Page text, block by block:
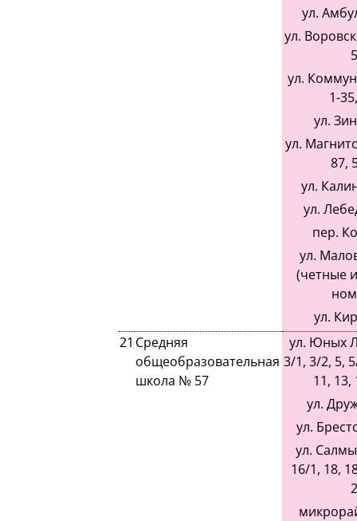
ул.
ул.
ул.
1-
ул.
ул.
87,
ул.
ул.
пер.
ул.
(четные
ул.
21 Средняя
общеобразовательная
школа № 57
ул. Юных
3/1, 3/2, 5,
11, 13,
ул.
ул.
ул.
16/1, 18,